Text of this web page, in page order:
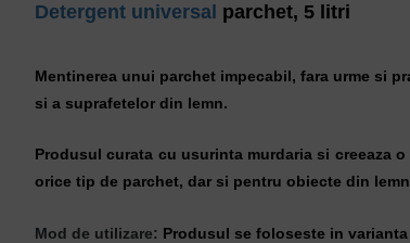
Detergent universal parchet, 5 litri
Mentinerea unui parchet impecabil, fara urme si
si a suprafetelor din lemn.
Produsul curata cu usurinta murdaria si creeaza
orice tip de parchet, dar si pentru obiecte din lemn
Mod de utilizare: Produsul se foloseste in